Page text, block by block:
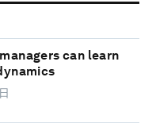
can learn